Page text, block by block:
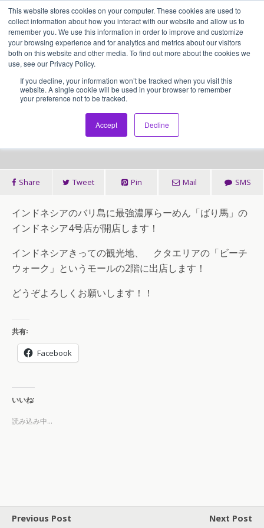
This website stores cookies on your computer. These cookies are used to
collect information about how you interact with our website and allow us to
remember you. We use this information in order to improve and customize
your browsing experience and for analytics and metrics about our visitors
both on this website and other media. To find out more about the cookies we
use, see our Privacy Policy.
If you decline, your information won’t be tracked when you visit this
website. A single cookie will be used in your browser to remember
your preference not to be tracked.
Accept Decline
アセンティア・ホールディングス(AssentiaHoldings)
2017年3月 「ばり馬」バリ店（イ
ンドネシア4号店）が開店しま
す！
Share Tweet Pin Mail SMS
インドネシアのバリ島に最強濃厚らーめん「ばり馬」の
インドネシア4号店が開店します！
インドネシアきっての観光地、 クタエリアの「ビーチ
ウォーク」というモールの2階に出店します！
どうぞよろしくお願いします！！
共有:
Facebook
いいね:
読み込み中...
Previous Post Next Post